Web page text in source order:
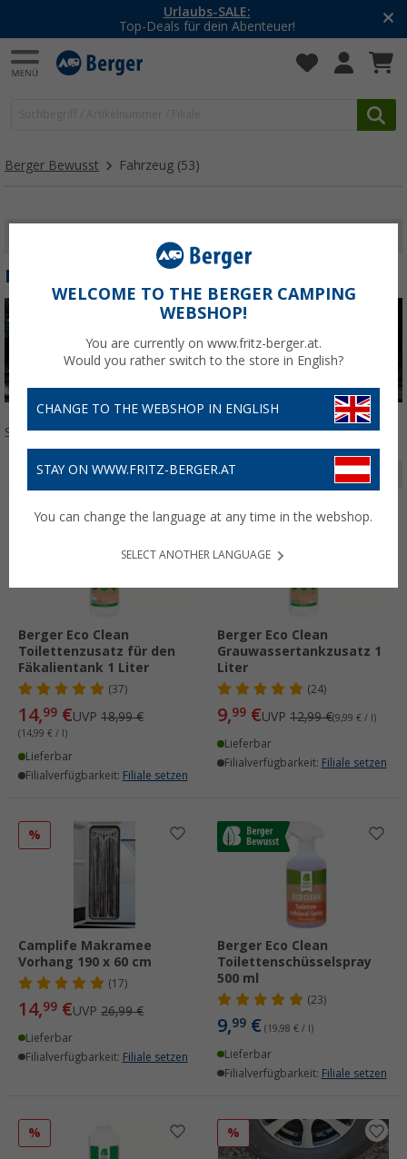
-20% auf Kleidung und Schuhe
Mit dem Aktionscode20SSV
Berger Bewusst Fahrzeug (53)
FAHRZEUG
Sortieren:
Seite 1 von 2
%
Berger Eco Clean
Toilettenzusatz für den
Fäkalientank 1 Liter
(37)
14,99 €UVP 18,99 €
(14,99 € / l)
Lieferbar
Filialverfügbarkeit: Filiale setzen
%
Berger Eco Clean
Grauwassertankzusatz 1
Liter
(24)
9,99 €UVP 12,99 €(9,99 € / l)
Lieferbar
Filialverfügbarkeit: Filiale setzen
%
Camplife Makramee
Vorhang 190 x 60 cm
(17)
14,99 €UVP 26,99 €
Lieferbar
Filialverfügbarkeit: Filiale setzen
Berger Eco Clean
Toilettenschüsselspray
500 ml
(23)
9,99 € (19,98 € / l)
Lieferbar
Filialverfügbarkeit: Filiale setzen
% %
WELCOME TO THE BERGER CAMPING
WEBSHOP!
You are currently on www.fritz-berger.at.
Would you rather switch to the store in English?
CHANGE TO THE WEBSHOP IN ENGLISH
STAY ON WWW.FRITZ-BERGER.AT
You can change the language at any time in the webshop.
SELECT ANOTHER LANGUAGE